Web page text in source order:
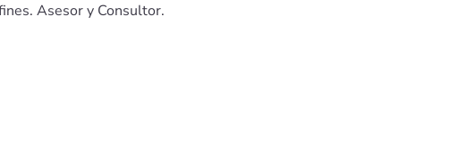
Asesor y Consultor.